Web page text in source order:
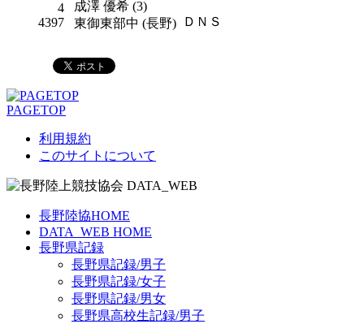
4
4397
成澤 優希 (3)
東御東部中 (長野)
ＤＮＳ
PAGETOP
利用規約
このサイトについて
長野陸協HOME
DATA_WEB HOME
長野県記録
長野県記録/男子
長野県記録/女子
長野県記録/男女
長野県高校生記録/男子